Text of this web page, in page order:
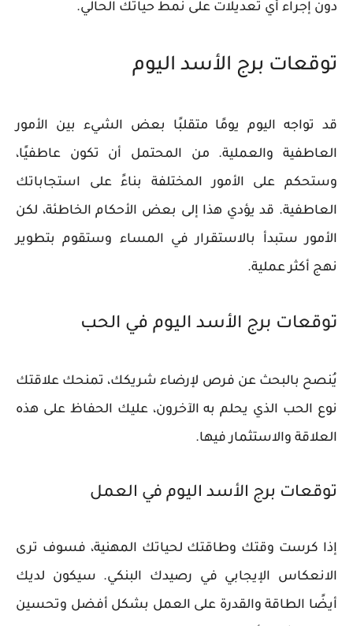
دون إجراء أي تعديلات على نمط حياتك الحالي.
توقعات برج الأسد اليوم
قد تواجه اليوم يومًا متقلبًا بعض الشيء بين الأمور
العاطفية والعملية. من المحتمل أن تكون عاطفيًا،
وستحكم على الأمور المختلفة بناءً على استجاباتك
العاطفية. قد يؤدي هذا إلى بعض الأحكام الخاطئة، لكن
الأمور ستبدأ بالاستقرار في المساء وستقوم بتطوير
نهج أكثر عملية.
توقعات برج الأسد اليوم في الحب
يُنصح بالبحث عن فرص لإرضاء شريكك، تمنحك علاقتك
نوع الحب الذي يحلم به الآخرون، عليك الحفاظ على هذه
العلاقة والاستثمار فيها.
توقعات برج الأسد اليوم في العمل
إذا كرست وقتك وطاقتك لحياتك المهنية، فسوف ترى
الانعكاس الإيجابي في رصيدك البنكي. سيكون لديك
أيضًا الطاقة والقدرة على العمل بشكل أفضل وتحسين